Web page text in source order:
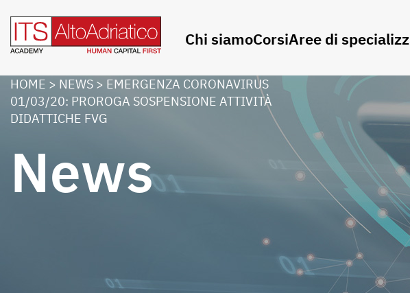
Chi siamoCorsiAree di
HOME > NEWS > EMERGENZA CORONAVIRUS
01/03/20: PROROGA SOSPENSIONE ATTIVITÀ
DIDATTICHE FVG
News